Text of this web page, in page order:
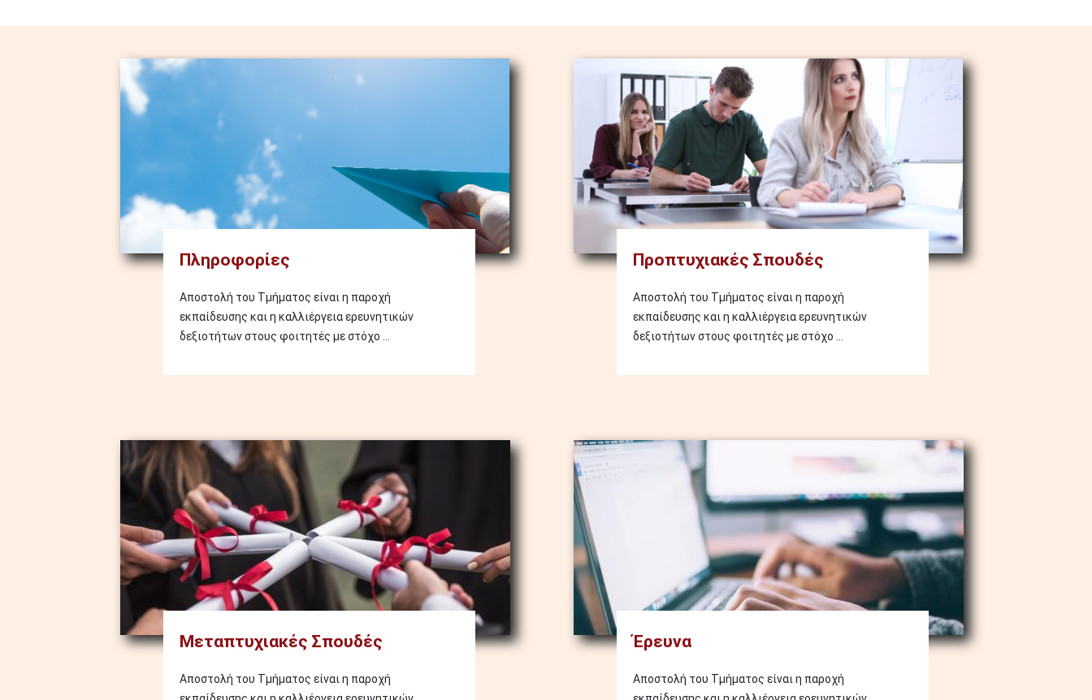
Πληροφορίες
Αποστολή του Τμήματος είναι η παροχή
εκπαίδευσης και η καλλιέργεια ερευνητικών
δεξιοτήτων στους φοιτητές με στόχο ...
Προπτυχιακές Σπουδές
Αποστολή του Τμήματος είναι η παροχή
εκπαίδευσης και η καλλιέργεια ερευνητικών
δεξιοτήτων στους φοιτητές με στόχο ...
Μεταπτυχιακές Σπουδές
Αποστολή του Τμήματος είναι η παροχή
Image
Έρευνα
Αποστολή του Τμήματος είναι η παροχή